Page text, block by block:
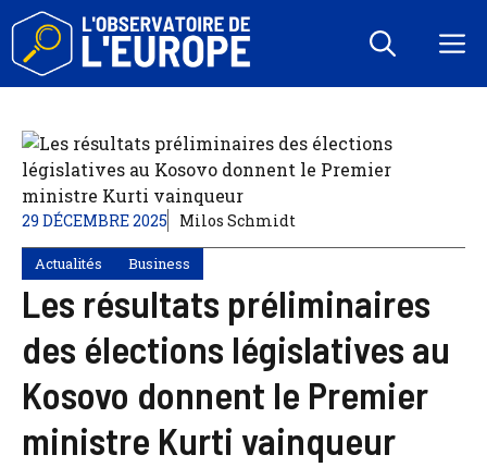
Aller
contenu
29 DÉCEMBRE 2025 Milos Schmidt
Actualités Business
Les résultats préliminaires
des élections législatives au
Kosovo donnent le Premier
ministre Kurti vainqueur